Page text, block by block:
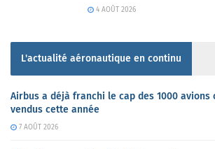
4 AOÛT 2026
L'actualité aéronautique en continu
Airbus a déjà franchi le cap des 1000 avions
vendus cette année
7 AOÛT 2026